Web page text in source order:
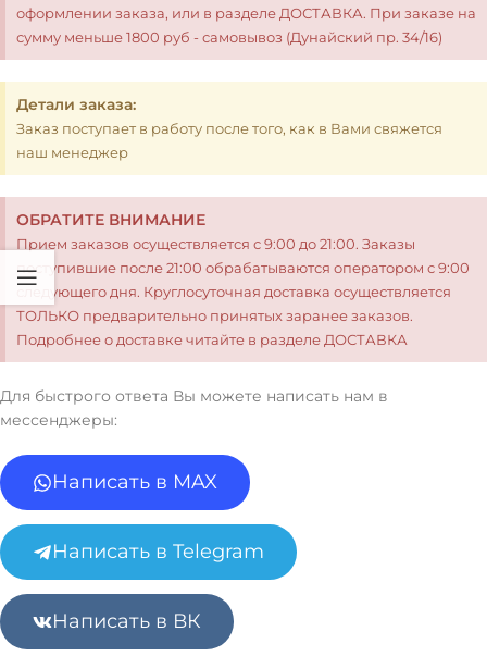
оформлении заказа, или в разделе ДОСТАВКА. При заказе на
сумму меньше 1800 руб - самовывоз (Дунайский пр. 34/16)
Детали заказа:
Заказ поступает в работу после того, как в Вами свяжется
наш менеджер
ОБРАТИТЕ ВНИМАНИЕ
Прием заказов осуществляется с 9:00 до 21:00. Заказы
поступившие после 21:00 обрабатываются оператором с 9:00
следующего дня. Круглосуточная доставка осуществляется
ТОЛЬКО предварительно принятых заранее заказов.
Подробнее о доставке читайте в разделе ДОСТАВКА
Для быстрого ответа Вы можете написать нам в
мессенджеры:
Написать в MAX
Написать в Telegram
Написать в ВК